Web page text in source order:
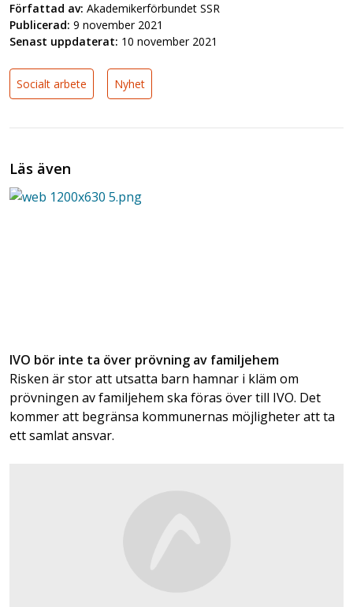
Författad av: Akademikerförbundet SSR
Publicerad: 9 november 2021
Senast uppdaterat: 10 november 2021
Socialt arbete Nyhet
Läs även
IVO bör inte ta över prövning av familjehem
Risken är stor att utsatta barn hamnar i kläm om
prövningen av familjehem ska föras över till IVO. Det
kommer att begränsa kommunernas möjligheter att ta
ett samlat ansvar.